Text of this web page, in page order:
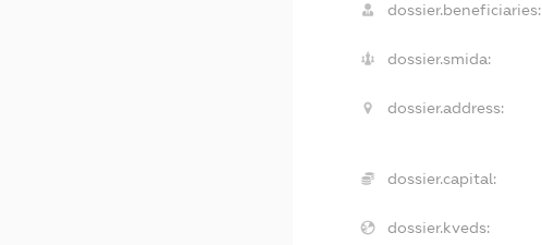
dossier.beneficiaries:
dossier.smida:
dossier.address:
dossier.capital:
dossier.kveds: